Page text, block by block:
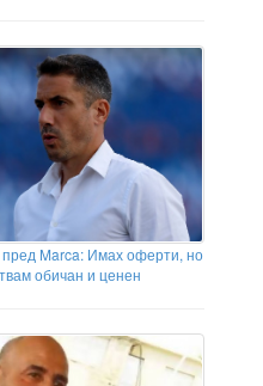
Marca: Имах оферти, но
обичан и ценен